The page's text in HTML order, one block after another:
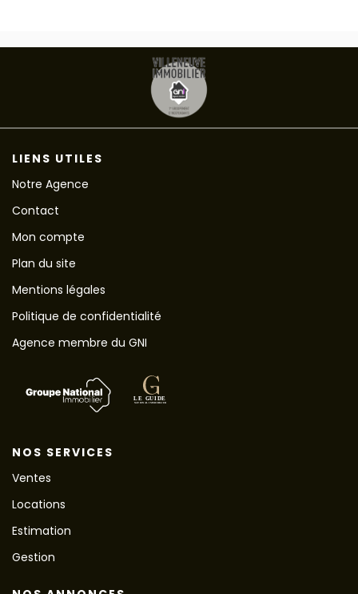
LIENS UTILES
Notre Agence
Contact
Mon compte
Plan du site
Mentions légales
Politique de confidentialité
Agence membre du GNI
NOS SERVICES
Ventes
Locations
Estimation
Gestion